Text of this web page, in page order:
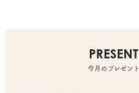
PRESENT
今月のプレゼント